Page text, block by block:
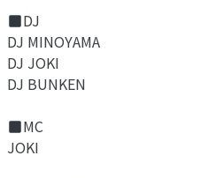
DJ
DJ MINOYAMA
DJ JOKI
DJ BUNKEN
MC
JOKI